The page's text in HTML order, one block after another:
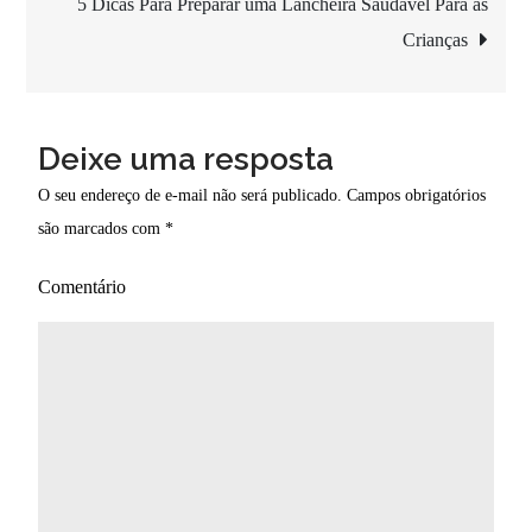
5 Dicas Para Preparar uma Lancheira Saudável Para as
Crianças
Deixe uma resposta
O seu endereço de e-mail não será publicado. Campos obrigatórios
são marcados com*
Comentário